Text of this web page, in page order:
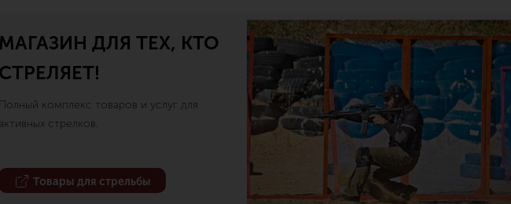
МАГАЗИН ДЛЯ ТЕХ, КТО
СТРЕЛЯЕТ!
Полный комплекс товаров и услуг для
активных стрелков.
Товары для стрельбы